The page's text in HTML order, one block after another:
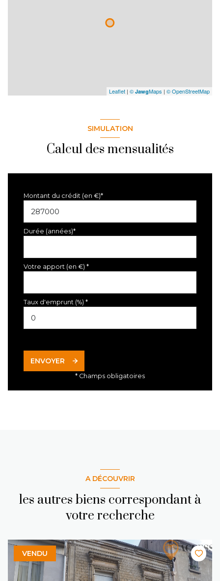
Leaflet | © JawgMaps | © OpenStreetMap
SIMULATION
Calcul des mensualités
Montant du crédit (en €)*
Durée (années)*
Votre apport (en €) *
Taux d'emprunt (%) *
ENVOYER
* Champs obligatoires
A DÉCOUVRIR
les autres biens correspondant à
votre recherche
VENDU